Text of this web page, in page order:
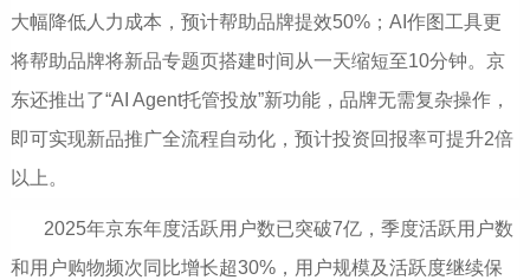
大幅降低人力成本，预计帮助品牌提效50%；AI作图工具更
将帮助品牌将新品专题页搭建时间从一天缩短至10分钟。京
东还推出了“AI Agent托管投放”新功能，品牌无需复杂操作，
即可实现新品推广全流程自动化，预计投资回报率可提升2倍
以上。
2025年京东年度活跃用户数已突破7亿，季度活跃用户数
和用户购物频次同比增长超30%，用户规模及活跃度继续保